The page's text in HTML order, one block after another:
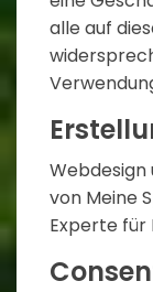
alle auf
Webdesign
von Meine
Experte für